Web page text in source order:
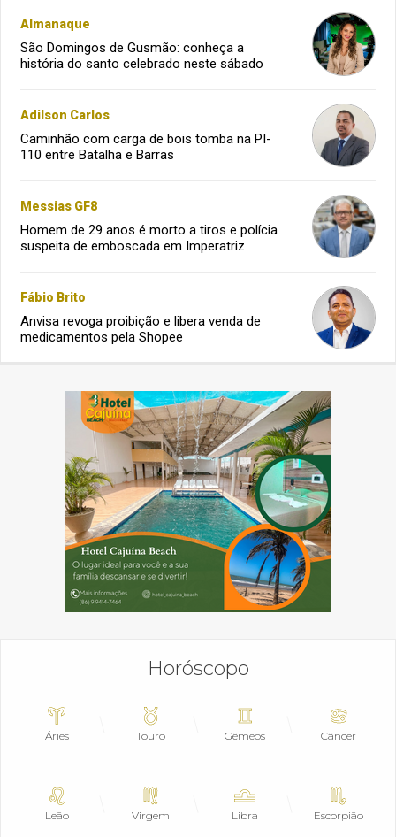
Almanaque
São Domingos de Gusmão: conheça a
história do santo celebrado neste sábado
Adilson Carlos
Caminhão com carga de bois tomba na PI-
110 entre Batalha e Barras
Messias GF8
Homem de 29 anos é morto a tiros e polícia
suspeita de emboscada em Imperatriz
Fábio Brito
Anvisa revoga proibição e libera venda de
medicamentos pela Shopee
Horóscopo
Áries Touro Gêmeos Câncer
Leão Virgem Libra Escorpião